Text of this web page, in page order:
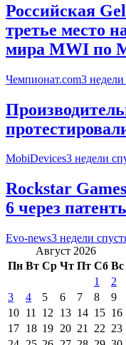
Российская
третье место
мира MWI по
Чемпионат.com3 недели
MobiDevices3 недели
Rockstar
6 через
Evo-news3 недели
Август 2026
Пн Вт Ср Чт Пт Сб Вс
1
2
3
4 5 6 7 8
9
10 11 12 13 14 15 16
17 18 19 20 21 22 23